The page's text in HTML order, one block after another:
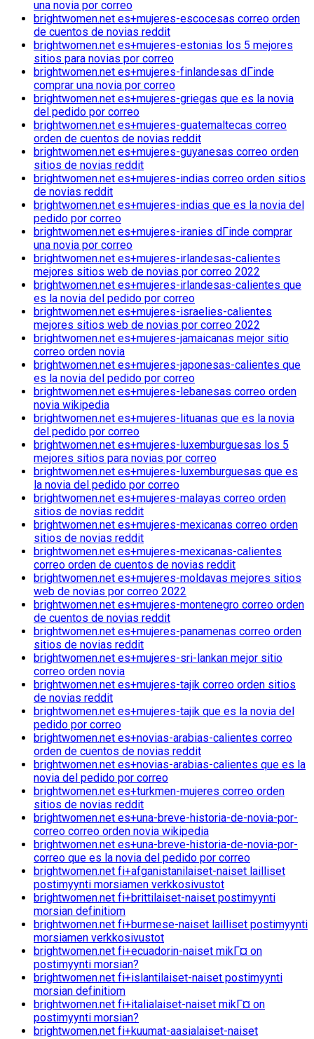
una novia por correo
brightwomen.net es+mujeres-escocesas correo orden
de cuentos de novias reddit
brightwomen.net es+mujeres-estonias los 5 mejores
sitios para novias por correo
brightwomen.net es+mujeres-finlandesas dГіnde
comprar una novia por correo
brightwomen.net es+mujeres-griegas que es la novia
del pedido por correo
brightwomen.net es+mujeres-guatemaltecas correo
orden de cuentos de novias reddit
brightwomen.net es+mujeres-guyanesas correo orden
sitios de novias reddit
brightwomen.net es+mujeres-indias correo orden sitios
de novias reddit
brightwomen.net es+mujeres-indias que es la novia del
pedido por correo
brightwomen.net es+mujeres-iranies dГіnde comprar
una novia por correo
brightwomen.net es+mujeres-irlandesas-calientes
mejores sitios web de novias por correo 2022
brightwomen.net es+mujeres-irlandesas-calientes que
es la novia del pedido por correo
brightwomen.net es+mujeres-israelies-calientes
mejores sitios web de novias por correo 2022
brightwomen.net es+mujeres-jamaicanas mejor sitio
correo orden novia
brightwomen.net es+mujeres-japonesas-calientes que
es la novia del pedido por correo
brightwomen.net es+mujeres-lebanesas correo orden
novia wikipedia
brightwomen.net es+mujeres-lituanas que es la novia
del pedido por correo
brightwomen.net es+mujeres-luxemburguesas los 5
mejores sitios para novias por correo
brightwomen.net es+mujeres-luxemburguesas que es
la novia del pedido por correo
brightwomen.net es+mujeres-malayas correo orden
sitios de novias reddit
brightwomen.net es+mujeres-mexicanas correo orden
sitios de novias reddit
brightwomen.net es+mujeres-mexicanas-calientes
correo orden de cuentos de novias reddit
brightwomen.net es+mujeres-moldavas mejores sitios
web de novias por correo 2022
brightwomen.net es+mujeres-montenegro correo orden
de cuentos de novias reddit
brightwomen.net es+mujeres-panamenas correo orden
sitios de novias reddit
brightwomen.net es+mujeres-sri-lankan mejor sitio
correo orden novia
brightwomen.net es+mujeres-tajik correo orden sitios
de novias reddit
brightwomen.net es+mujeres-tajik que es la novia del
pedido por correo
brightwomen.net es+novias-arabias-calientes correo
orden de cuentos de novias reddit
brightwomen.net es+novias-arabias-calientes que es la
novia del pedido por correo
brightwomen.net es+turkmen-mujeres correo orden
sitios de novias reddit
brightwomen.net es+una-breve-historia-de-novia-por-
correo correo orden novia wikipedia
brightwomen.net es+una-breve-historia-de-novia-por-
correo que es la novia del pedido por correo
brightwomen.net fi+afganistanilaiset-naiset lailliset
postimyynti morsiamen verkkosivustot
brightwomen.net fi+brittilaiset-naiset postimyynti
morsian definitiom
brightwomen.net fi+burmese-naiset lailliset postimyynti
morsiamen verkkosivustot
brightwomen.net fi+ecuadorin-naiset mikГ¤ on
postimyynti morsian?
brightwomen.net fi+islantilaiset-naiset postimyynti
morsian definitiom
brightwomen.net fi+italialaiset-naiset mikГ¤ on
postimyynti morsian?
brightwomen.net fi+kuumat-aasialaiset-naiset